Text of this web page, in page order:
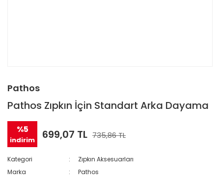
Pathos
Pathos Zıpkın İçin Standart Arka Dayama
%5
indirim 699,07 TL 735,86 TL
Kategori
Zıpkın Aksesuarları
Marka
Pathos